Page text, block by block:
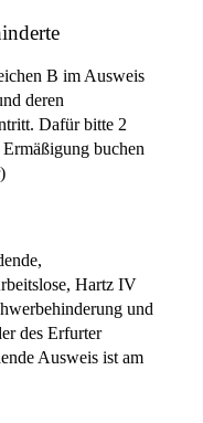
B im Ausweis
deren
Dafür bitte 2
buchen
Hartz IV
und
des Erfurter
Ausweis ist am